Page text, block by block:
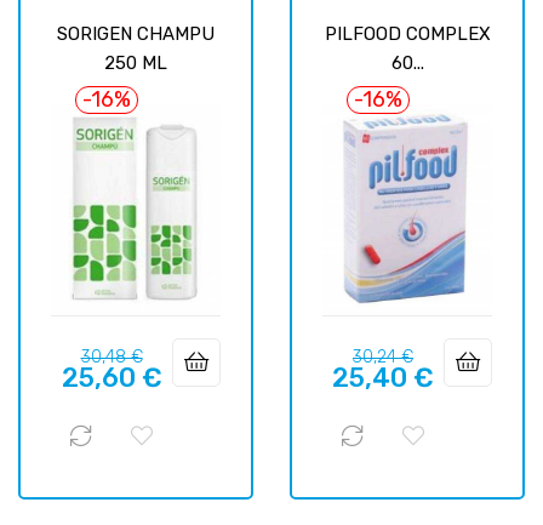
SORIGEN CHAMPU
250 ML
-16%
Prix
habituel
30,48 €Prix
25,60 €
PILFOOD COMPLEX
60...
-16%
Prix
habituel
30,24 €Prix
25,40 €